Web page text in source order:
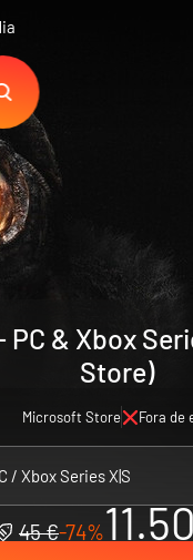
& Xbox
Store)
Microsoft Store Fora de
/ Xbox Series X|S
45 €-74%